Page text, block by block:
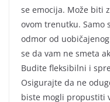
se emocija. Može biti
ovom trenutku. Samo
odmor od
se da vam ne smeta
Budite fleksibilni i
Osigurajte da ne
biste mogli propustiti